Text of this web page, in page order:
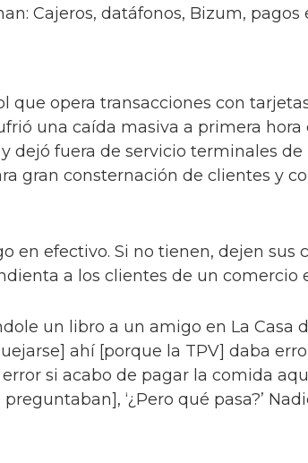
Cajeros, datáfonos, Bizum, pagos
que opera transacciones con
una caída masiva a primera hora
dejó fuera de servicio terminales
gran consternación de clientes y
en efectivo. Si no tienen, dejen sus
a los clientes de un comercio
un libro a un amigo en La Casa
ahí [porque la TPV] daba
si acabo de pagar la comida
‘¿Pero qué pasa?’